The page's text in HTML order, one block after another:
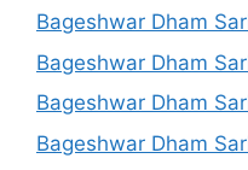
Bageshwar Dham
Bageshwar Dham
Bageshwar Dham
Bageshwar Dham